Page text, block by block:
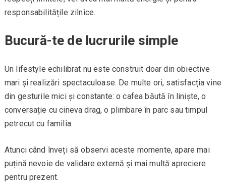
responsabilitățile zilnice.
Bucură-te de lucrurile simple
Un lifestyle echilibrat nu este construit doar din obiective
mari și realizări spectaculoase. De multe ori, satisfacția vine
din gesturile mici și constante: o cafea băută în liniște, o
conversație cu cineva drag, o plimbare în parc sau timpul
petrecut cu familia.
Atunci când înveți să observi aceste momente, apare mai
puțină nevoie de validare externă și mai multă apreciere
pentru prezent.